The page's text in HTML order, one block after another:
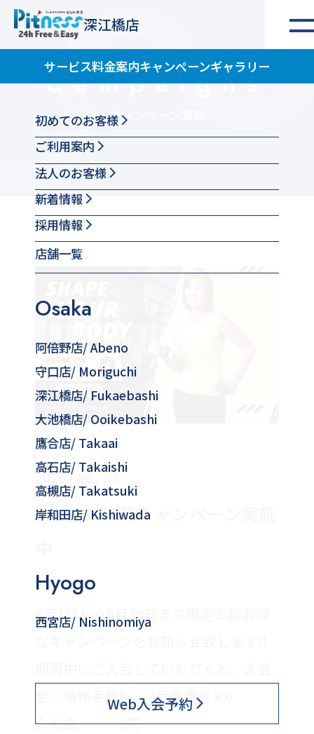
深江橋店
サービス料金案内キャンペーンギャラリー
初めてのお客様
ご利用案内
法人のお客様
新着情報
採用情報
店舗一覧
Osaka
阿倍野店/ Abeno
守口店/ Moriguchi
深江橋店/ Fukaebashi
大池橋店/ Ooikebashi
鷹合店/ Takaai
高石店/ Takaishi
高槻店/ Takatsuki
岸和田店/ Kishiwada
Hyogo
西宮店/ Nishinomiya
Web入会予約
Campaigns
キャンペーン情報
▷2026年6月キャンペーン実施
2026 / 06 / 01
6月1日から6月30日まで限定の超お得
金・事務手数料・7月会費が￥0
入会金———0円